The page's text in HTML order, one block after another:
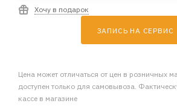
Хочу в подарок
ЗАПИСЬ НА СЕРВИС
Цена может отличаться от цен в розничных
доступен только для самовывоза.
кассе в магазине